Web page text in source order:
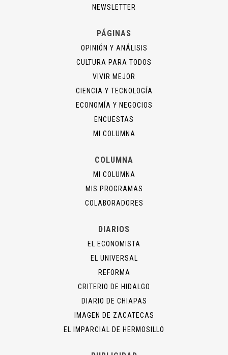
NEWSLETTER
PÁGINAS
OPINIÓN Y ANÁLISIS
CULTURA PARA TODOS
VIVIR MEJOR
CIENCIA Y TECNOLOGÍA
ECONOMÍA Y NEGOCIOS
ENCUESTAS
MI COLUMNA
COLUMNA
MI COLUMNA
MIS PROGRAMAS
COLABORADORES
DIARIOS
EL ECONOMISTA
EL UNIVERSAL
REFORMA
CRITERIO DE HIDALGO
DIARIO DE CHIAPAS
IMAGEN DE ZACATECAS
EL IMPARCIAL DE HERMOSILLO